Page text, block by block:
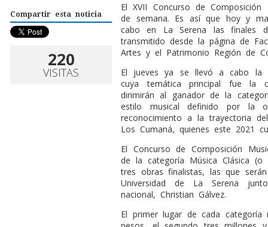
Compartir esta noticia
220
VISITAS
El XVII Concurso de
de semana. Es así que hoy y
cabo en La Serena las finales
transmitido desde la página de
Artes y el Patrimonio Región de
El jueves ya se llevó a cabo la
cuya temática principal fue la
dirimirán al ganador de la
estilo musical definido por la
reconocimiento a la trayectoria
Los Cumaná, quienes este 2021
El Concurso de Composición
de la categoría Música Clásica
tres obras finalistas, las que
Universidad de La Serena
nacional, Christian Gálvez.
El primer lugar de cada